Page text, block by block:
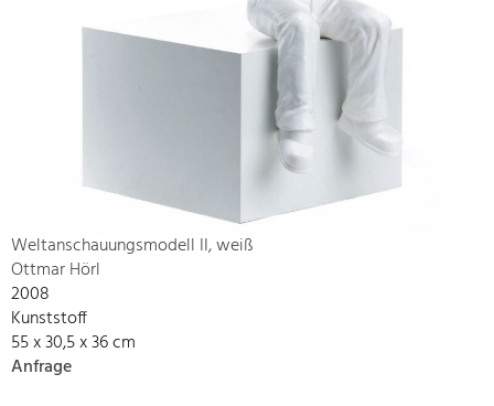
Weltanschauungsmodell II, weiß
Ottmar Hörl
2008
Kunststoff
55 x 30,5 x 36 cm
Anfrage